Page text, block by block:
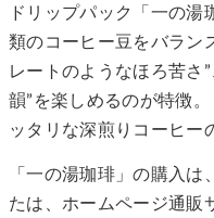
ドリップパック「一の
類のコーヒー豆をバラン
レートのようなほろ苦さ
韻”を楽しめるのが特徴
ッタリな深煎りコーヒー
「一の湯珈琲」の購入は
たは、ホームページ通販